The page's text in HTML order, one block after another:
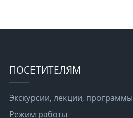
ПОСЕТИТЕЛЯМ
Экскурсии, лекции, программы
Режим работы